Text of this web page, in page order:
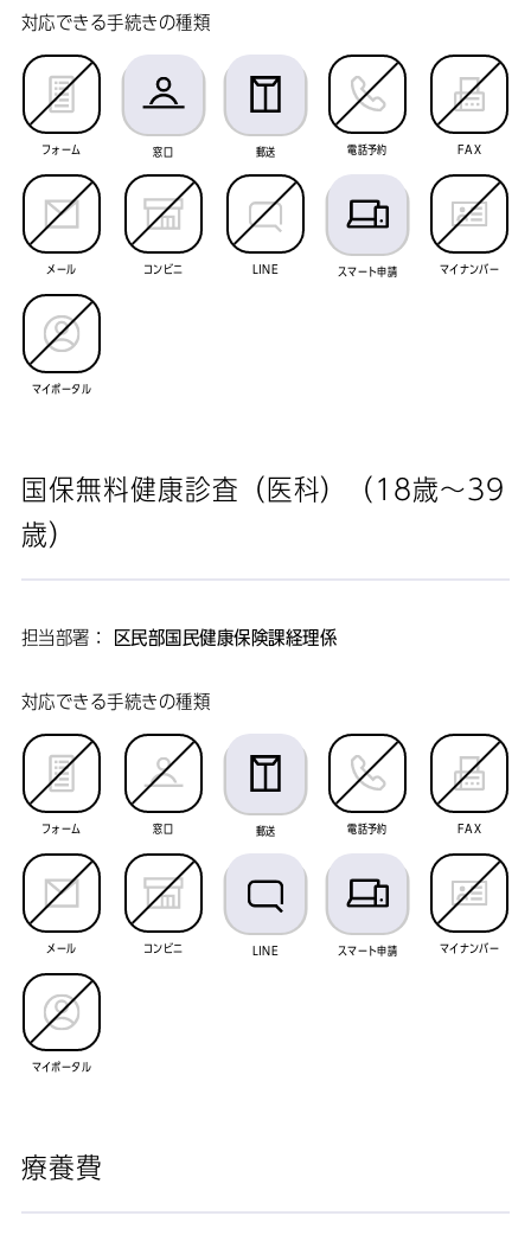
対応できる手続きの種類
フォーム 窓口 郵送 電話予約 FAX
メール コンビニ LINE スマート申請 マイナンバー
マイポータル
国保無料健康診査（医科）（18歳～39
歳）
担当部署： 区民部国民健康保険課経理係
対応できる手続きの種類
フォーム 窓口 郵送 電話予約 FAX
メール コンビニ LINE スマート申請 マイナンバー
マイポータル
療養費